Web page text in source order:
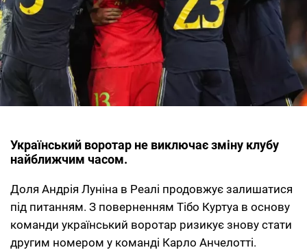
Український воротар не виключає зміну клубу
найближчим часом.
Доля Андрія Луніна в Реалі продовжує залишатися
під питанням. З поверненням Тібо Куртуа в основу
команди український воротар ризикує знову стати
другим номером у команді Карло Анчелотті.